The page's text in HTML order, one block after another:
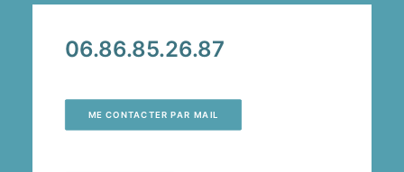
06.86.85.26.87
ME CONTACTER PAR MAIL